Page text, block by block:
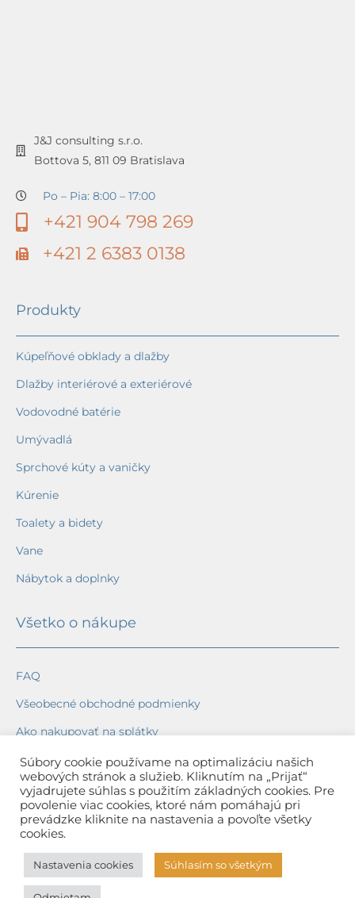
J&J consulting s.r.o.
Bottova 5, 811 09 Bratislava
Po – Pia: 8:00 – 17:00
+421 904 798 269
+421 2 6383 0138
Produkty
Kúpeľňové obklady a dlažby
Dlažby interiérové a exteriérové
Vodovodné batérie
Umývadlá
Sprchové kúty a vaničky
Kúrenie
Toalety a bidety
Vane
Nábytok a doplnky
Všetko o nákupe
FAQ
Všeobecné obchodné podmienky
Ako nakupovať na splátky
Ochrana osobných údajov
Reklamačný poriadok
Spôsob a cena dopravy
Spôsob platby
Súbory cookie používame na optimalizáciu našich
webových stránok a služieb. Kliknutím na „Prijať“
vyjadrujete súhlas s použitím základných cookies. Pre
povolenie viac cookies, ktoré nám pomáhajú pri
prevádzke kliknite na nastavenia a povoľte všetky
cookies.
Nastavenia cookies Súhlasím so všetkým